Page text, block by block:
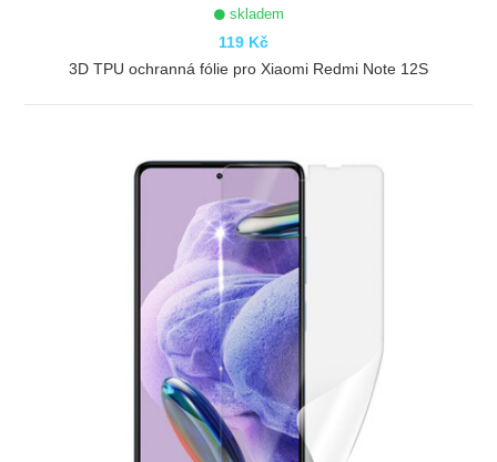
skladem
119 Kč
3D TPU ochranná fólie pro Xiaomi Redmi Note 12S